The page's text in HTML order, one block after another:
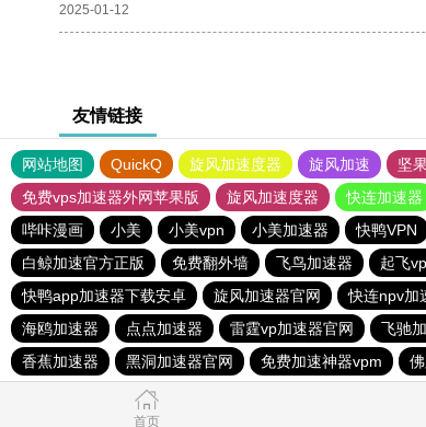
2025-01-12
友情链接
网站地图 QuickQ 旋风加速度器 旋风加速 坚
免费vps加速器外网苹果版
旋风加速度器 快连加速器
哔咔漫画
小美 小美vpn 小美加速器 快鸭VPN
白鲸加速官方正版
免费翻外墙 飞鸟加速器 起飞
快鸭app加速器下载安卓
旋风加速器官网 快连npv加
海鸥加速器
点点加速器 雷霆vp加速器官网 飞驰
香蕉加速器
黑洞加速器官网 免费加速神器vpm
首页